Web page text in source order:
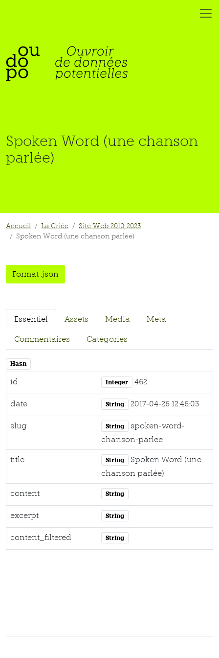
Spoken Word (une chanson
parlée)
Accueil La Criée
Site Web 2010-2023
Spoken Word (une chanson parlée)
Format .json
Essentiel Assets Media Meta
Commentaires Catégories
Hash
id Integer 462
date String 2017-04-26 12:46:03
slug String
spoken-word-
chanson-parlee
title String
Spoken Word (une
chanson parlée)
content String
excerpt String
content_filtered String